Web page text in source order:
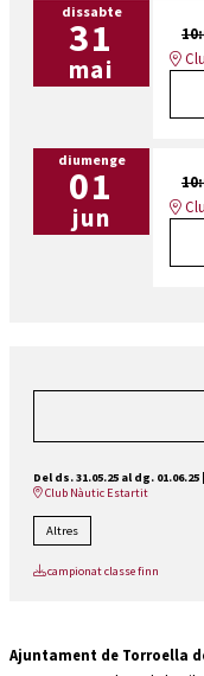
dissabte
31
mai
diumenge
01
jun
Del ds. 31.05.25 al dg. 01.06.25 |
Club Nàutic Estartit
Altres
campionat classe finn
Ajuntament de Torroella